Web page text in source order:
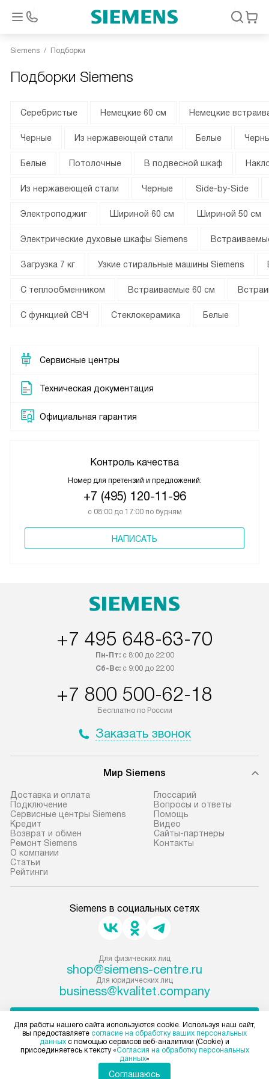
Siemens Подборки
Подборки Siemens
Серебристые Немецкие 60 см Немецкие
Черные Из нержавеющей стали Белые
Белые Потолочные В подвесной шкаф
Из нержавеющей стали Черные Side-by-Side
Электроподжиг Шириной 60 см Шириной 50 см
Электрические духовые шкафы Siemens
Загрузка 7 кг Узкие стиральные машины Siemens
С теплообменником Встраиваемые 60 см
С функцией СВЧ Стеклокерамика Белые
Сервисные центры
Техническая документация
Официальная гарантия
Контроль качества
Номер для претензий и предложений:
+7 (495) 120-11-96
с 08:00 до 17:00 по будням
НАПИСАТЬ
+7 495 648-63-70
Пн-Пт:с 8:00 до 22:00
Сб-Вс:с 9:00 до 22:00
+7 800 500-62-18
Бесплатно по России
Заказать звонок
Мир Siemens
Доставка и оплата
Подключение
Сервисные центры Siemens
Кредит
Возврат и обмен
Ремонт Siemens
О компании
Статьи
Рейтинги
Глоссарий
Вопросы и ответы
Помощь
Видео
Сайты-партнеры
Контакты
Siemens в социальных сетях
Для физических лиц
shop@siemens-centre.ru
Для юридических лиц
business@kvalitet.company
Политика конфиденциальности
Условия продажи
Карта сайта
Для работы нашего сайта используются cookie. Используя наш сайт,
вы предоставляете согласие на обработку ваших персональных
данных с помощью сервисов веб-аналитики (Cookie) и
присоединяетесь к тексту «Согласия на обработку персональных
данных»
Соглашаюсь